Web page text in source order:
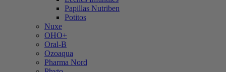
Papillas Nutriben
Potitos
Nuxe
OHO+
Oral-B
Ozoaqua
Pharma Nord